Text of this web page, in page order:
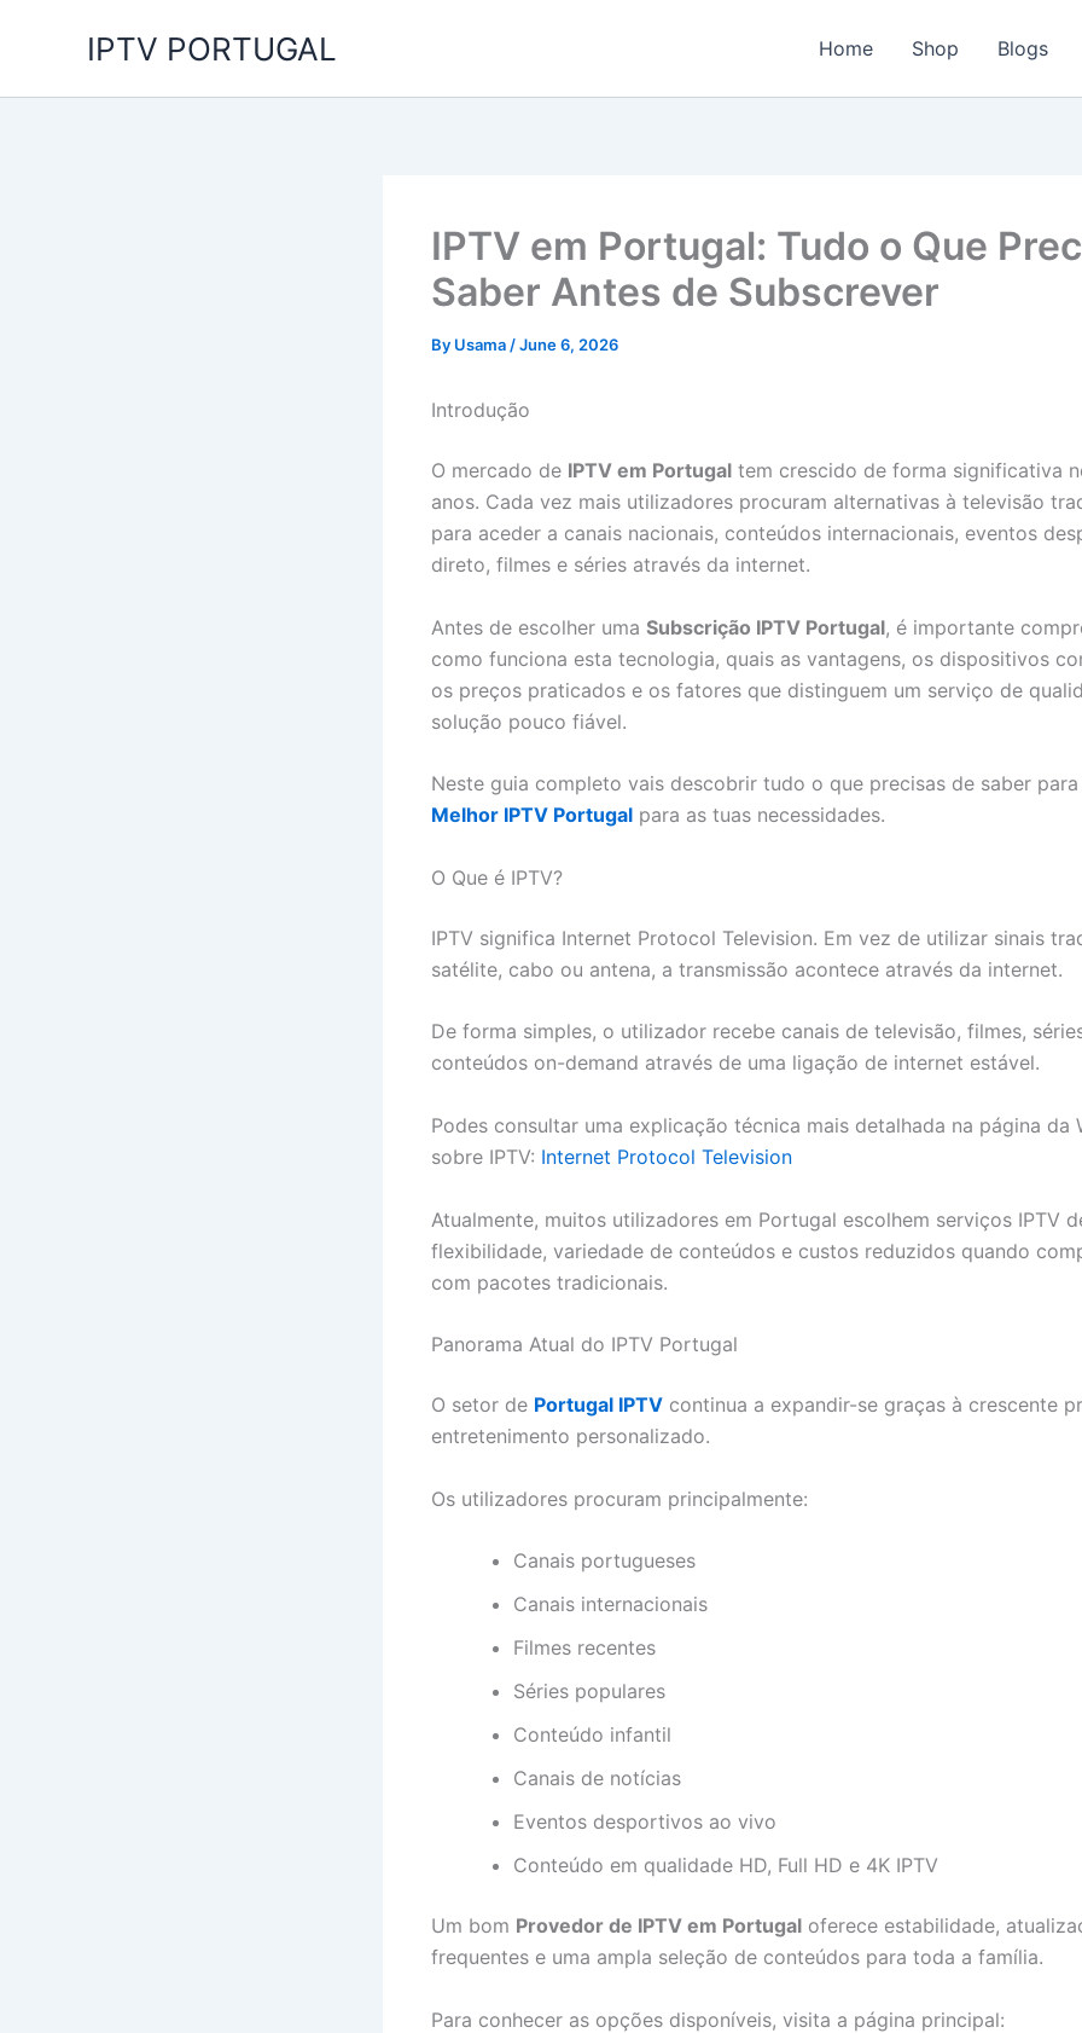
IPTV PORTUGAL Home Shop Blogs
IPTV em Portugal: Tudo o Que
Saber Antes de Subscrever
By Usama /June 6, 2026
Introdução
O mercado de IPTV em Portugal tem crescido de forma significativa
anos. Cada vez mais utilizadores procuram alternativas à televisão
para aceder a canais nacionais, conteúdos internacionais, eventos
direto, filmes e séries através da internet.
Antes de escolher uma Subscrição IPTV Portugal, é importante
como funciona esta tecnologia, quais as vantagens, os dispositivos
os preços praticados e os fatores que distinguem um serviço de
solução pouco fiável.
Neste guia completo vais descobrir tudo o que precisas de saber
Melhor IPTV Portugal para as tuas necessidades.
O Que é IPTV?
IPTV significa Internet Protocol Television. Em vez de utilizar sinais
satélite, cabo ou antena, a transmissão acontece através da internet.
De forma simples, o utilizador recebe canais de televisão, filmes,
conteúdos on-demand através de uma ligação de internet estável.
Podes consultar uma explicação técnica mais detalhada na página da
sobre IPTV: Internet Protocol Television
Atualmente, muitos utilizadores em Portugal escolhem serviços IPTV
flexibilidade, variedade de conteúdos e custos reduzidos quando
com pacotes tradicionais.
Panorama Atual do IPTV Portugal
O setor de Portugal IPTV continua a expandir-se graças à crescente
entretenimento personalizado.
Os utilizadores procuram principalmente:
Canais portugueses
Canais internacionais
Filmes recentes
Séries populares
Conteúdo infantil
Canais de notícias
Eventos desportivos ao vivo
Conteúdo em qualidade HD, Full HD e 4K IPTV
Um bom Provedor de IPTV em Portugal oferece estabilidade,
frequentes e uma ampla seleção de conteúdos para toda a família.
Para conhecer as opções disponíveis, visita a página principal: